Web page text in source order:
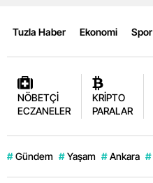
Tuzla Haber Ekonomi Spor
NÖBETÇİ
ECZANELER
KRİPTO
PARALAR
# Gündem # Yaşam # Ankara #